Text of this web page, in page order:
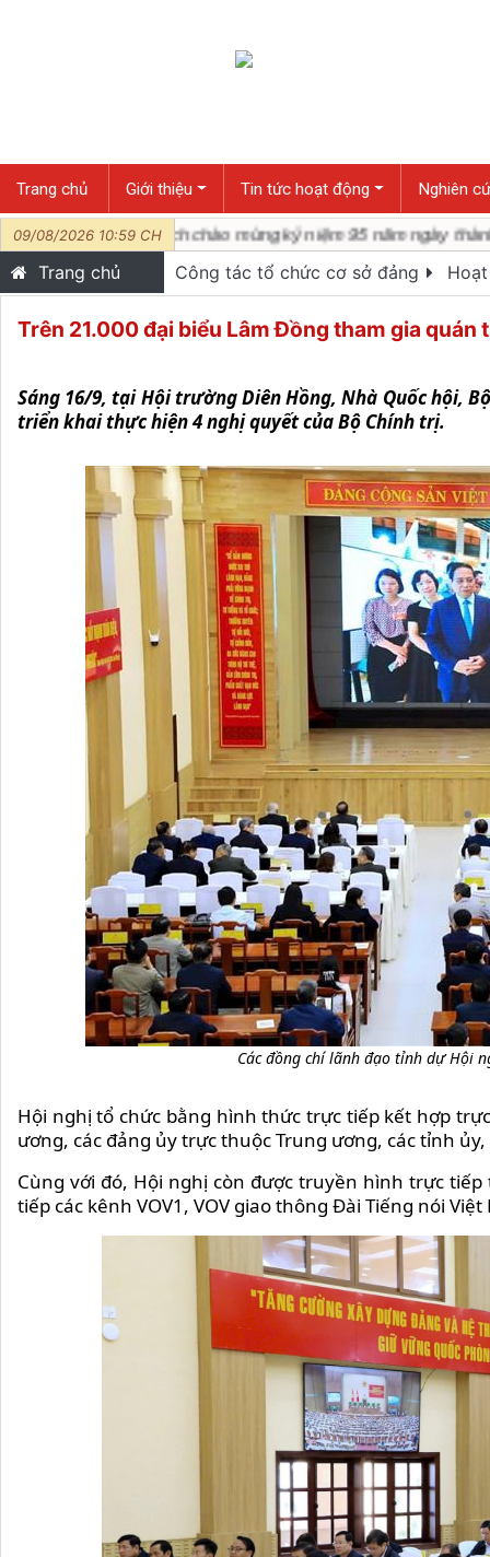
09/08/2026 10:59 CH
Trang chủ Giới thiệu Tin tức hoạt động Nghiên
tích chào mừng kỷ niệm 95 năm ngày thành lập
Trang chủ Công tác tổ chức cơ sở đảng
Trên 21.000 đại biểu Lâm Đồng tham gia
Sáng 16/9, tại Hội trường Diên Hồng, Nhà Quốc hội,
triển khai thực hiện 4 nghị quyết của Bộ Chính trị.
Các đồng chí lãnh đạo tỉnh dự Hội
Hội nghị tổ chức bằng hình thức trực tiếp kết hợp
ương, các đảng ủy trực thuộc Trung ương, các tỉnh
Cùng với đó, Hội nghị còn được truyền hình trực
tiếp các kênh VOV1, VOV giao thông Đài Tiếng nói Việt